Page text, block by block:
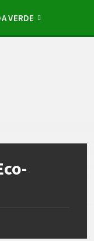
VERDE